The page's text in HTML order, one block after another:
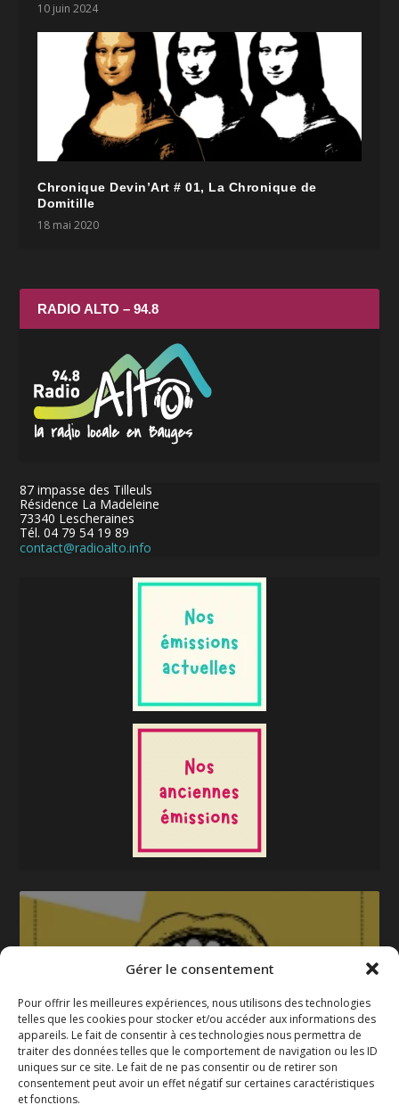
Gérer le consentement
Pour offrir les meilleures expériences, nous utilisons des technologies
telles que les cookies pour stocker et/ou accéder aux informations des
appareils. Le fait de consentir à ces technologies nous permettra de
traiter des données telles que le comportement de navigation ou les ID
uniques sur ce site. Le fait de ne pas consentir ou de retirer son
consentement peut avoir un effet négatif sur certaines caractéristiques
et fonctions.
10 juin 2024
Chronique Devin’Art # 01, La Chronique de
Domitille
18 mai 2020
RADIO ALTO – 94.8
87 impasse des Tilleuls
Résidence La Madeleine
73340 Lescheraines
Tél. 04 79 54 19 89
contact@radioalto.info
La gazette 2025-2026